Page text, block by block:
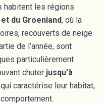
habitent les régions
et du Groenland, où la
recouverts de neige
de l’année, sont
particulièrement
chuter jusqu’à
caractérise leur habitat,